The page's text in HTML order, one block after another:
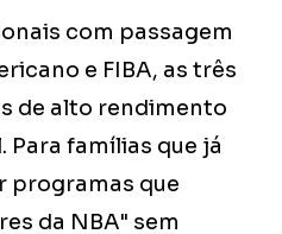
com passagem
e FIBA, as três
de alto rendimento
Para famílias que já
programas que
da NBA" sem